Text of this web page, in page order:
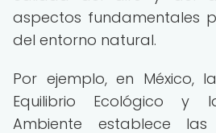
aspectos fundamentales
del entorno natural.
Por ejemplo, en México,
Equilibrio Ecológico y
Ambiente establece